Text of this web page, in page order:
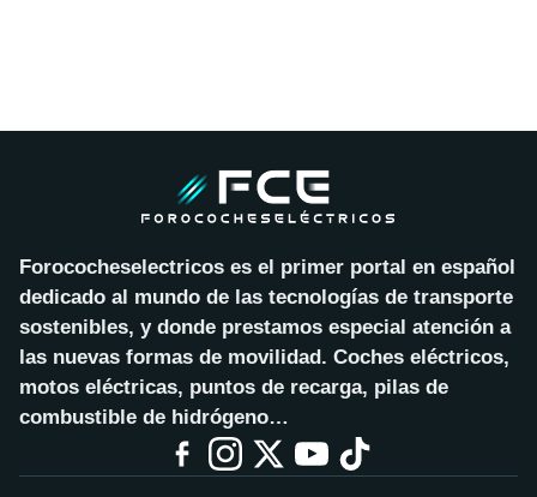
Forococheselectricos es el primer portal en español
dedicado al mundo de las tecnologías de transporte
sostenibles, y donde prestamos especial atención a
las nuevas formas de movilidad. Coches eléctricos,
motos eléctricas, puntos de recarga, pilas de
combustible de hidrógeno…